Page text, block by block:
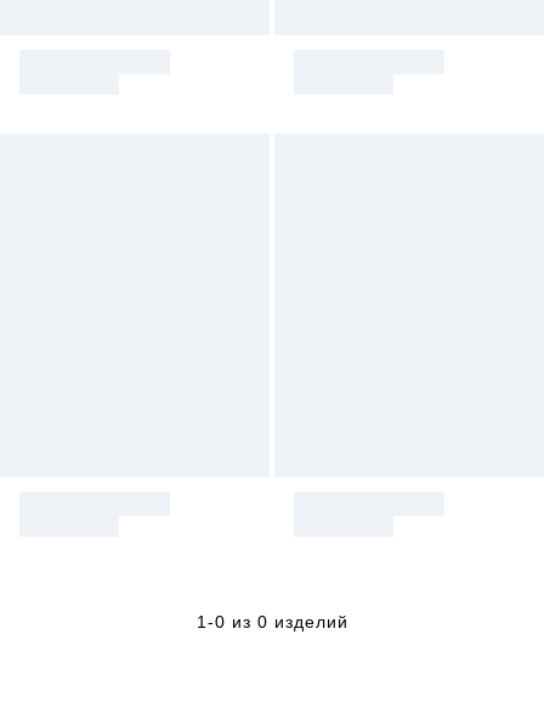
1-0 из 0 изделий